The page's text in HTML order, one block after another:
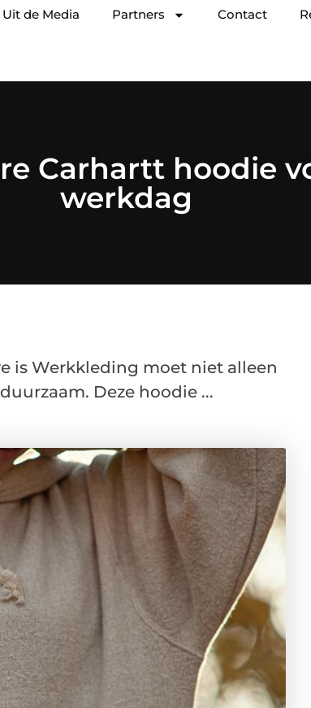
Uit de Media Partners Contact
Carhartt hoodie
werkdag
is Werkkleding moet niet alleen
Deze hoodie ...